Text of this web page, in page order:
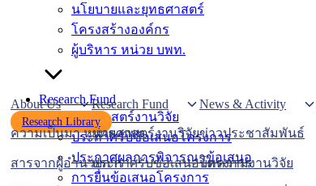
About Us
ความเป็นมา หน่วย บพท.
สารจากผู้อำนวยการ
Research Fund
ยุทธศาสตร์งานวิจัย
ประกาศรับข้อเสนอโครงการ
News & Activity
ข่าวประชาสัมพันธ์
บทความงานวิจัย
Research Library
นโยบายและยุทธศาสตร์
โครงสร้างองค์กร
ผู้บริหาร หน่วย บพท.
Research Fund
ยุทธศาสตร์งานวิจัย
ประกาศรับข้อเสนอโครงการ
ประกาศผลการพิจารณาข้อเสนอ
การยื่นข้อเสนอโครงการ